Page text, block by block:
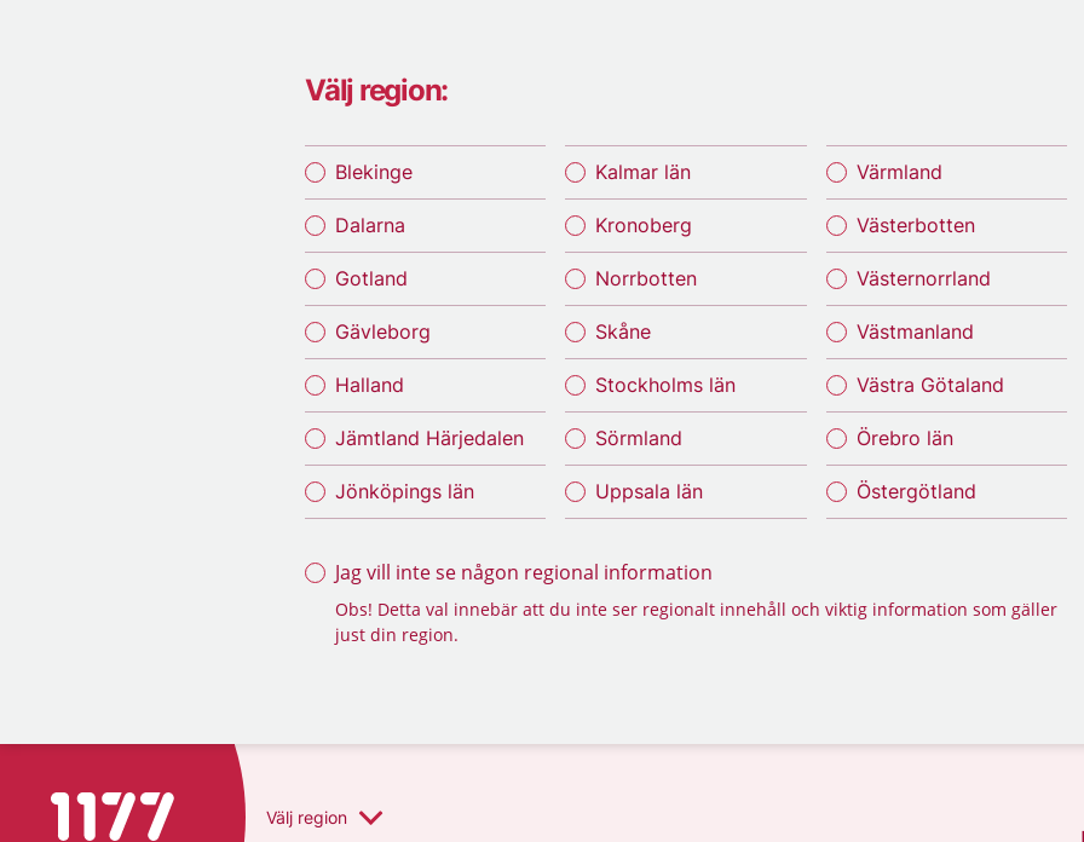
Välj region:
Blekinge
Dalarna
Gotland
Gävleborg
Halland
Jämtland Härjedalen
Jönköpings län
Kalmar län
Kronoberg
Norrbotten
Skåne
Stockholms län
Sörmland
Uppsala län
Värmland
Västerbotten
Västernorrland
Västmanland
Västra Götaland
Örebro län
Östergötland
Jag vill inte se någon regional information
Obs! Detta val innebär att du inte ser regionalt innehåll och viktig information som gäller
just din region.
Till startsidan för 1177 Välj region